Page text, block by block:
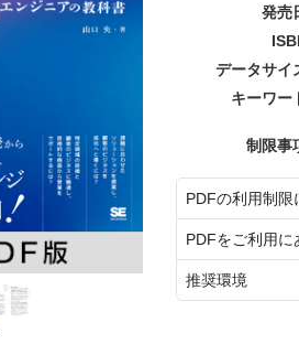
発売
データサイ
キーワー
制限事
PDFの利用制限
PDFをご利用に
推奨環境